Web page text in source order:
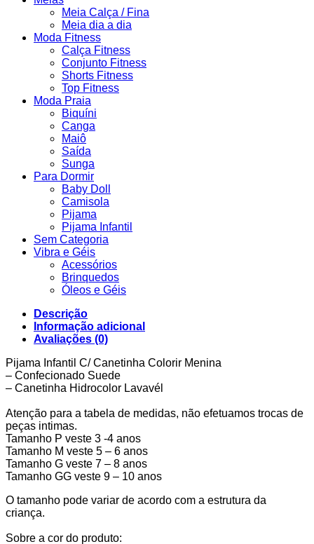
Meia Calça / Fina
Meia dia a dia
Moda Fitness
Calça Fitness
Conjunto Fitness
Shorts Fitness
Top Fitness
Moda Praia
Biquíni
Canga
Maiô
Saída
Sunga
Para Dormir
Baby Doll
Camisola
Pijama
Pijama Infantil
Sem Categoria
Vibra e Géis
Acessórios
Brinquedos
Óleos e Géis
Descrição
Informação adicional
Avaliações (0)
Pijama Infantil C/ Canetinha Colorir Menina
– Confecionado Suede
– Canetinha Hidrocolor Lavavél
Atenção para a tabela de medidas, não efetuamos trocas de
peças intimas.
Tamanho P veste 3 -4 anos
Tamanho M veste 5 – 6 anos
Tamanho G veste 7 – 8 anos
Tamanho GG veste 9 – 10 anos
O tamanho pode variar de acordo com a estrutura da
criança.
Sobre a cor do produto: